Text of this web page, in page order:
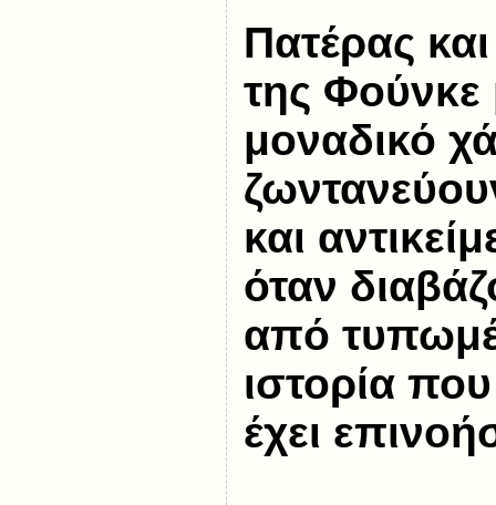
Πατέρας
της Φούνκε
μοναδικό
και
όταν
από
ιστορία
έχει